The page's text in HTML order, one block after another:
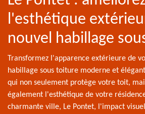
l'esthétique
nouvel habillage
Transformez l'apparence extérieure de
habillage sous toiture moderne et
qui non seulement protège votre toit,
également l'esthétique de votre
charmante ville, Le Pontet, l'impact